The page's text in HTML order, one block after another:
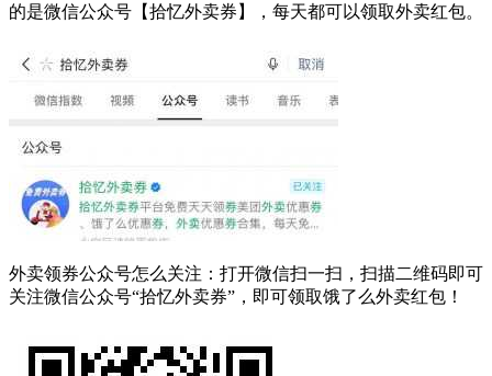
的是微信公众号【拾忆外卖券】，每天都可以领取外卖红包。
外卖领券公众号怎么关注：打开微信扫一扫，扫描二维码即可
关注微信公众号“拾忆外卖券”，即可领取饿了么外卖红包！